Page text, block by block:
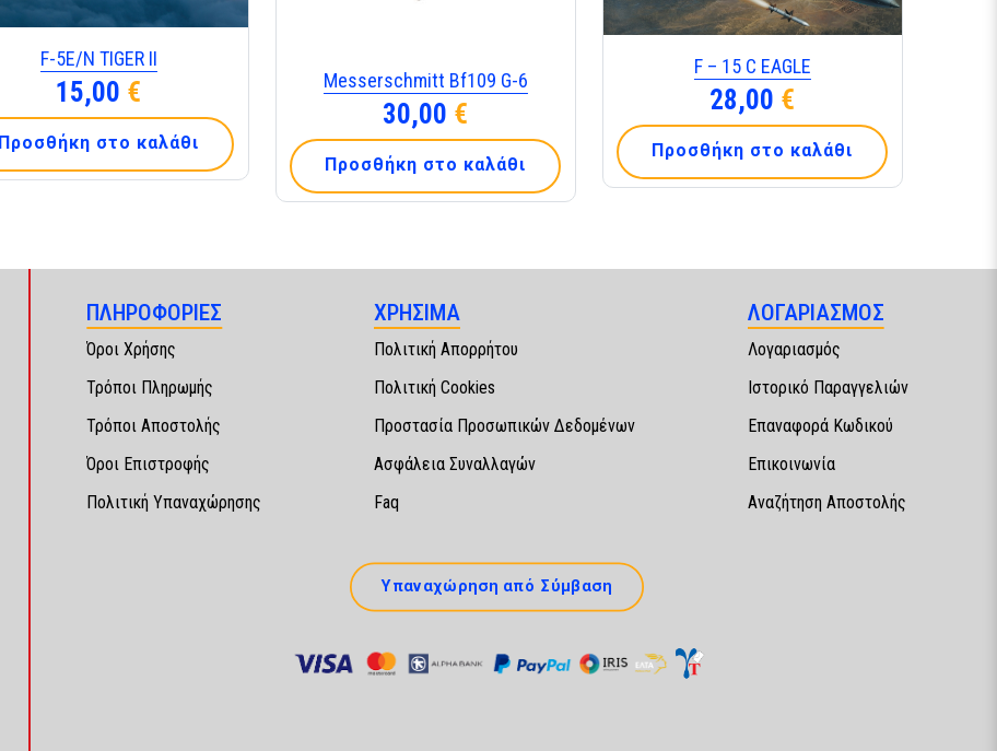
F-5Ε/Ν TIGER ΙΙ
15,00 €
Προσθήκη στο καλάθι
Messerschmitt Bf109 G-6
30,00 €
Προσθήκη στο καλάθι
F – 15 C EAGLE
28,00 €
Προσθήκη στο καλάθι
ΠΛΗΡΟΦΟΡΙΕΣ
Όροι Χρήσης
Τρόποι Πληρωμής
Τρόποι Αποστολής
Όροι Επιστροφής
Πολιτική Υπαναχώρησης
ΧΡΗΣΙΜΑ
Πολιτική Απορρήτου
Πολιτική Cookies
Προστασία Προσωπικών Δεδομένων
Ασφάλεια Συναλλαγών
Faq
ΛΟΓΑΡΙΑΣΜΟΣ
Λογαριασμός
Ιστορικό Παραγγελιών
Επαναφορά Κωδικού
Επικοινωνία
Αναζήτηση Αποστολής
Υπαναχώρηση από Σύμβαση